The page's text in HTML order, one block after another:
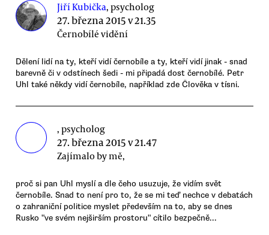
Jiří Kubička, psycholog
27. března 2015 v 21.35
Černobílé vidění
Dělení lidí na ty, kteří vidí černobíle a ty, kteří vidí jinak - snad
barevně či v odstínech šedi - mi připadá dost černobílé. Petr
Uhl také někdy vidí černobíle, například zde Člověka v tísni.
, psycholog
27. března 2015 v 21.47
Zajímalo by mě,
proč si pan Uhl myslí a dle čeho usuzuje, že vidím svět
černobíle. Snad to není pro to, že se mi teď nechce v debatách
o zahraniční politice myslet především na to, aby se dnes
Rusko "ve svém nejširším prostoru" cítilo bezpečně...